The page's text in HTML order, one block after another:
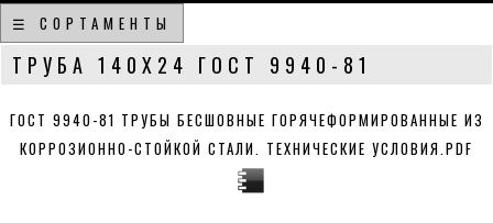
☰ СОРТАМЕНТЫ
ТРУБА 140Х24 ГОСТ 9940-81
ГОСТ 9940-81 ТРУБЫ БЕСШОВНЫЕ ГОРЯЧЕФОРМИРОВАННЫЕ ИЗ
КОРРОЗИОННО-СТОЙКОЙ СТАЛИ. ТЕХНИЧЕСКИЕ УСЛОВИЯ.PDF